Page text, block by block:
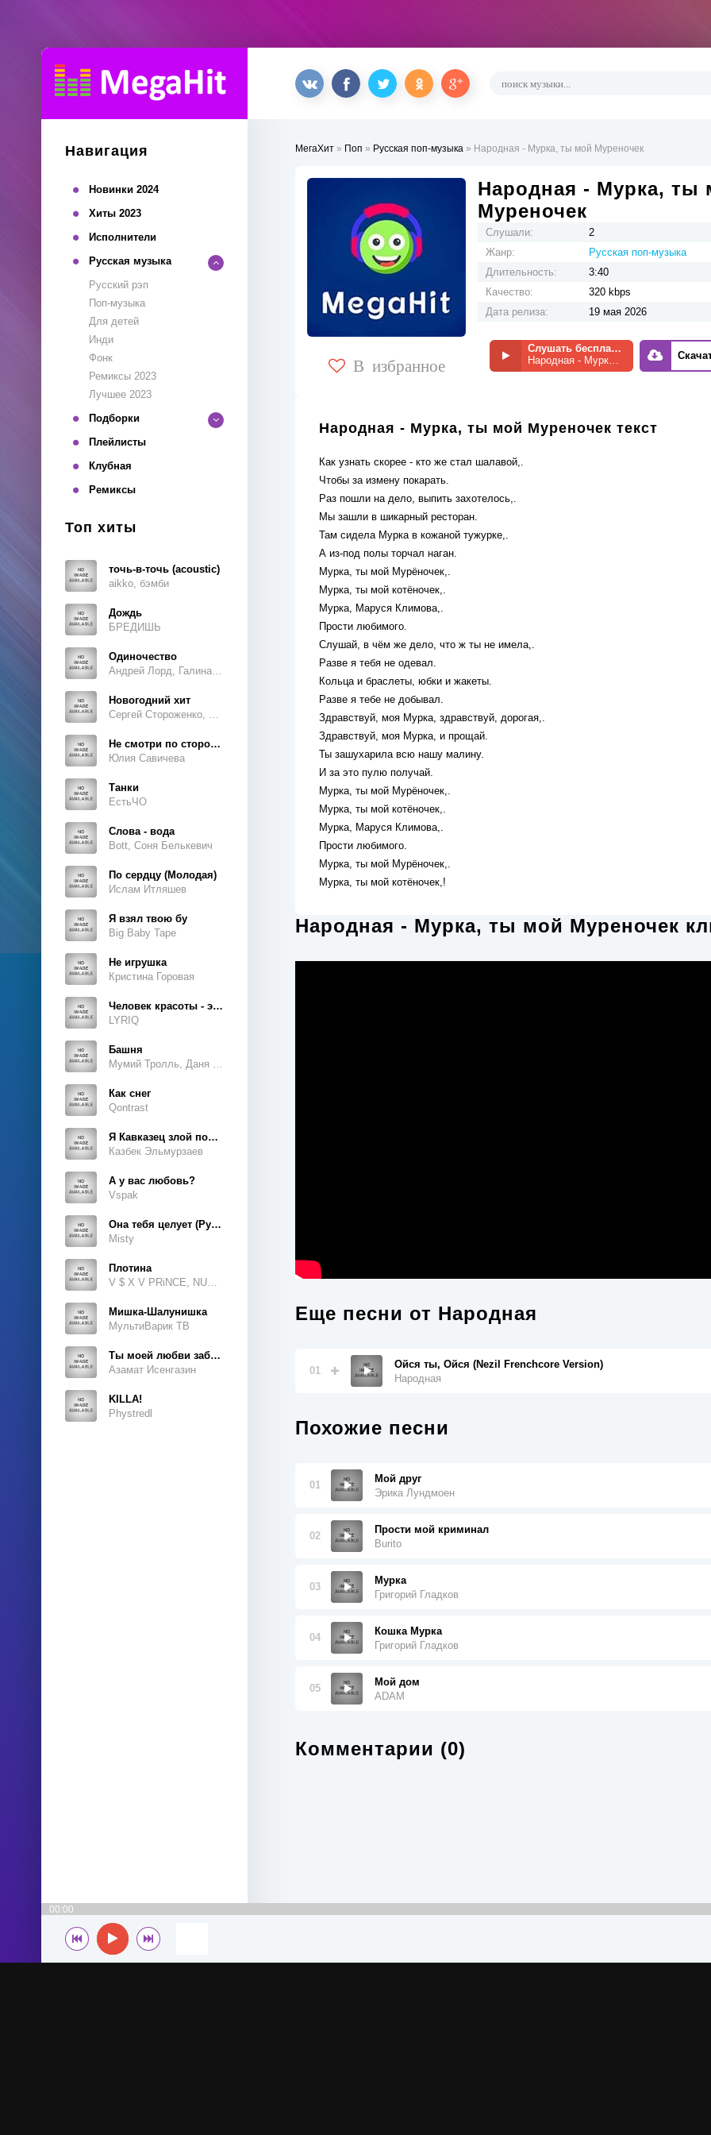
Навигация
Новинки 2024
Хиты 2023
Исполнители
Русская музыка
Русский рэп
Поп-музыка
Для детей
Инди
Фонк
Ремиксы 2023
Лучшее 2023
Подборки
Плейлисты
Клубная
Ремиксы
Топ хиты
точь-в-точь (acoustic)
aikko, бэмби
Дождь
БРЕДИШЬ
Одиночество
Новогодний хит
Не смотри по сторонам
Юлия Савичева
Танки
ЕстьЧО
Слова - вода
Bott, Соня Белькевич
По сердцу (Молодая)
Ислам Итляшев
Я взял твою бу
Big Baby Tape
Не игрушка
Кристина Горовая
Человек красоты - это ты, это ты, это ты
LYRIQ
Башня
Как снег
Qontrast
Я Кавказец злой породы
Казбек Эльмурзаев
А у вас любовь?
Vspak
Она тебя целует (Руки Вверх Cover)
Misty
Плотина
Мишка-Шалунишка
МультиВарик ТВ
Ты моей любви забытая тайна
Азамат Исенгазин
KILLA!
Phystredl
МегаХит » Поп » Русская поп-музыка » Народная - Мурка, ты мой Муреночек
В избранное
Народная - Мурка, ты
Муреночек
Слушали:
2
Жанр:
Русская поп-музыка
Длительность:
3:40
Качество:
320 kbps
Дата релиза:
19 мая 2026
Слушать бесплатно
Народная - Мурка, ты мой Муреночек
Народная - Мурка, ты мой Муреночек текст
Как узнать скорее - кто же стал шалавой,.
Чтобы за измену покарать.
Раз пошли на дело, выпить захотелось,.
Мы зашли в шикарный ресторан.
Там сидела Мурка в кожаной тужурке,.
А из-под полы торчал наган.
Мурка, ты мой Мурёночек,.
Мурка, ты мой котёночек,.
Мурка, Маруся Климова,.
Прости любимого.
Слушай, в чём же дело, что ж ты не имела,.
Разве я тебя не одевал.
Кольца и браслеты, юбки и жакеты.
Разве я тебе не добывал.
Здравствуй, моя Мурка, здравствуй, дорогая,.
Здравствуй, моя Мурка, и прощай.
Ты зашухарила всю нашу малину.
И за это пулю получай.
Мурка, ты мой Мурёночек,.
Мурка, ты мой котёночек,.
Мурка, Маруся Климова,.
Прости любимого.
Мурка, ты мой Мурёночек,.
Мурка, ты мой котёночек,!
Народная - Мурка, ты мой Муреночек
Еще песни от Народная
01
Ойся ты, Ойся (Nezil Frenchcore Version)
Народная
Похожие песни
01
Мой друг
Эрика Лундмоен
02
Прости мой криминал
Burito
03
Мурка
Григорий Гладков
04
Кошка Мурка
Григорий Гладков
05
Мой дом
ADAM
Комментарии (0)
00:00